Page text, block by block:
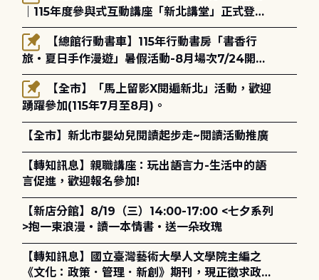
｜115年度參與式互動講座「新北講堂」正式登
場！
旅・夏日手作漫遊」暑假活動-8月場次7/24開始
報名
踴躍參加(115年7月至8月)。
【全市】新北市嬰幼兒閱讀起步走~閱讀活動推廣
【轉知訊息】親職講座：玩出語言力-生活中的語
言促進，歡迎報名參加!
【新店分館】8/19（三）14:00-17:00 <七夕系列
>抱一束浪漫・讀一本情書・送一朵玫瑰
【轉知訊息】國立臺灣藝術大學人文學院主編之
《文化：政策．管理．新創》期刊，現正徵求政策